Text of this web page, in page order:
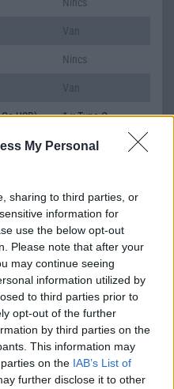
My Personal
sharing to third parties, or
information for
use the below opt-out
Please note that after your
may continue seeing
information utilized by
to third parties prior to
opt-out of the further
by third parties on the
This information may
on the IAB’s List of
further disclose it to other
Van
Nincs
Van
USB) 1,x Type-C
Glonass
aGPS (USA),
(EU), QZSS
(Japán)
Nincs
Li-Polimer
nem
Az akkumulátor
nem vehetõ ki!
alkalmas
Gyorstöltésre
alkalmas